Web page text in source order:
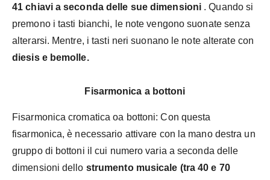
41 chiavi a seconda delle sue dimensioni . Quando si
premono i tasti bianchi, le note vengono suonate senza
alterarsi. Mentre, i tasti neri suonano le note alterate con
diesis e bemolle.
Fisarmonica a bottoni
Fisarmonica cromatica oa bottoni: Con questa
fisarmonica, è necessario attivare con la mano destra un
gruppo di bottoni il cui numero varia a seconda delle
dimensioni dello strumento musicale (tra 40 e 70